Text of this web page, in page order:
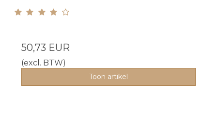
50,73 EUR
(excl. BTW)
Toon artikel